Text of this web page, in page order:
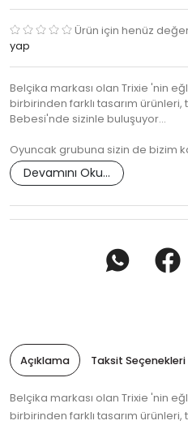
Ürün için henüz
yap
Belçika markası olan Trixie 'nin
birbirinden farklı tasarım
Bebesi'nde sizinle buluşuyor...
Oyuncak grubuna sizin de bizim
Devamını Oku...
Açıklama Taksit Seçenekleri
Belçika markası olan Trixie 'nin
birbirinden farklı tasarım